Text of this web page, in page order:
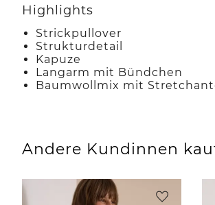
Highlights
Strickpullover
Strukturdetail
Kapuze
Langarm mit Bündchen
Baumwollmix mit
Andere Kundinnen